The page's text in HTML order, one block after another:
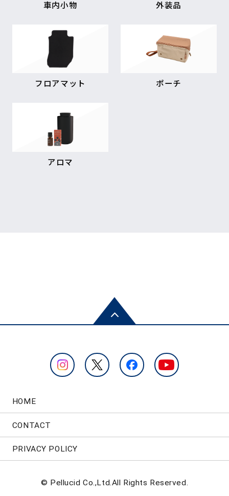
車内小物 外装品
フロアマット ポーチ
アロマ
HOME
CONTACT
PRIVACY POLICY
© Pellucid Co.,Ltd.All Rights Reserved.